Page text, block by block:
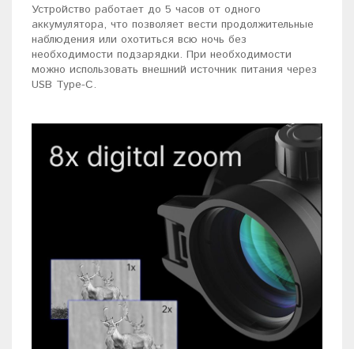
Устройство работает до 5 часов от одного
аккумулятора, что позволяет вести продолжительные
наблюдения или охотиться всю ночь без
необходимости подзарядки. При необходимости
можно использовать внешний источник питания через
USB Type-C.